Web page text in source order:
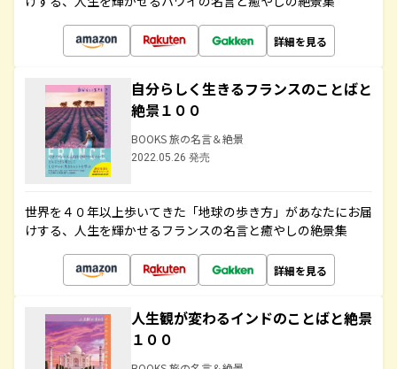
詳細を見る
自分らしく生きるフランスのことばと
絶景１００
BOOKS 旅の名言＆絶景
2022.05.26 発売
世界を４０年以上歩いてきた「地球の歩き方」があなたにお届
けする、人生を輝かせるフランスの名言と癒やしの絶景集
詳細を見る
人生観が変わるインドのことばと絶景
１００